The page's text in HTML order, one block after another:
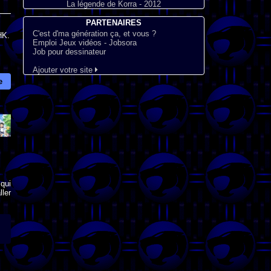
La légende de Korra - 2012
PARTENAIRES
C'est d'ma génération ça, et vous ?
Emploi Jeux vidéos - Jobsora
Job pour dessinateur
Ajouter votre site